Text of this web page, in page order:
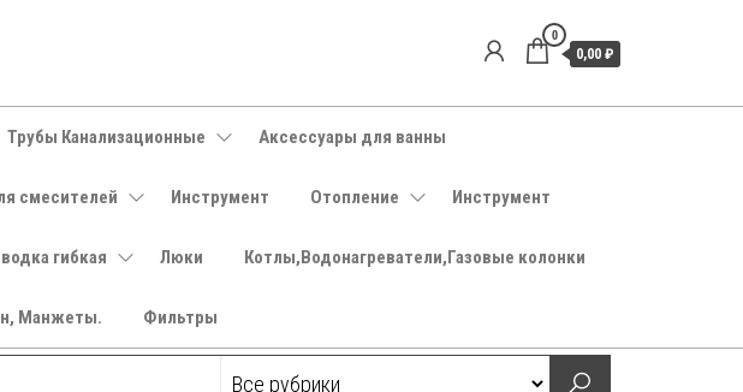
0
0,00 ₽
Трубы Канализационные Аксессуары для ванны
смесителей Инструмент Отопление Инструмент
гибкая Люки Котлы,Водонагреватели,Газовые колонки
Манжеты. Фильтры